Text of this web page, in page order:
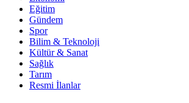
Eğitim
Gündem
Spor
Bilim & Teknoloji
Kültür & Sanat
Sağlık
Tarım
Resmi İlanlar